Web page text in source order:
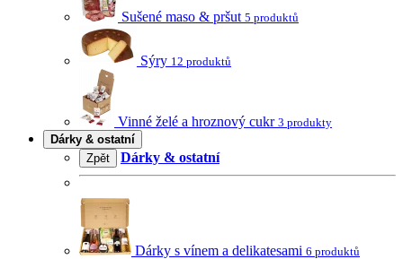
Sušené maso & pršut 5 produktů
Sýry 12 produktů
Vinné želé a hroznový cukr 3 produkty
Dárky & ostatní
Zpět
Dárky & ostatní
Dárky s vínem a delikatesami 6 produktů